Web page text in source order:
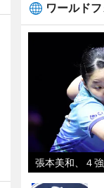
ワールド
張本美和、４